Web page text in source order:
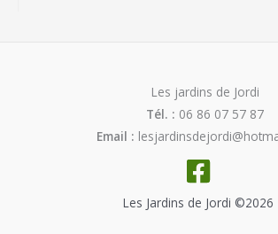
Les jardins de Jordi
Tél. : 06 86 07 57 87
Email :
Les Jardins de Jordi ©2026